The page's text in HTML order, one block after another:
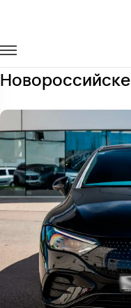
Заказать
Новороссийске